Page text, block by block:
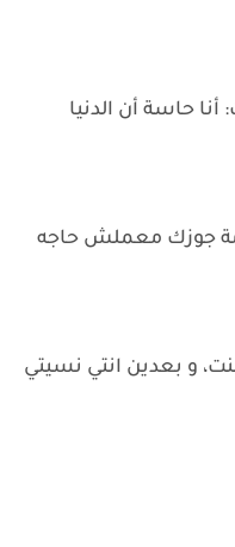
حاسة أن الدنيا
جوزك معملش حاجه
و بعدين انتي نسيتي